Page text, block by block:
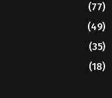
(77)
(49)
(35)
(18)